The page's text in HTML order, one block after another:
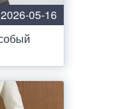
2026-05-16